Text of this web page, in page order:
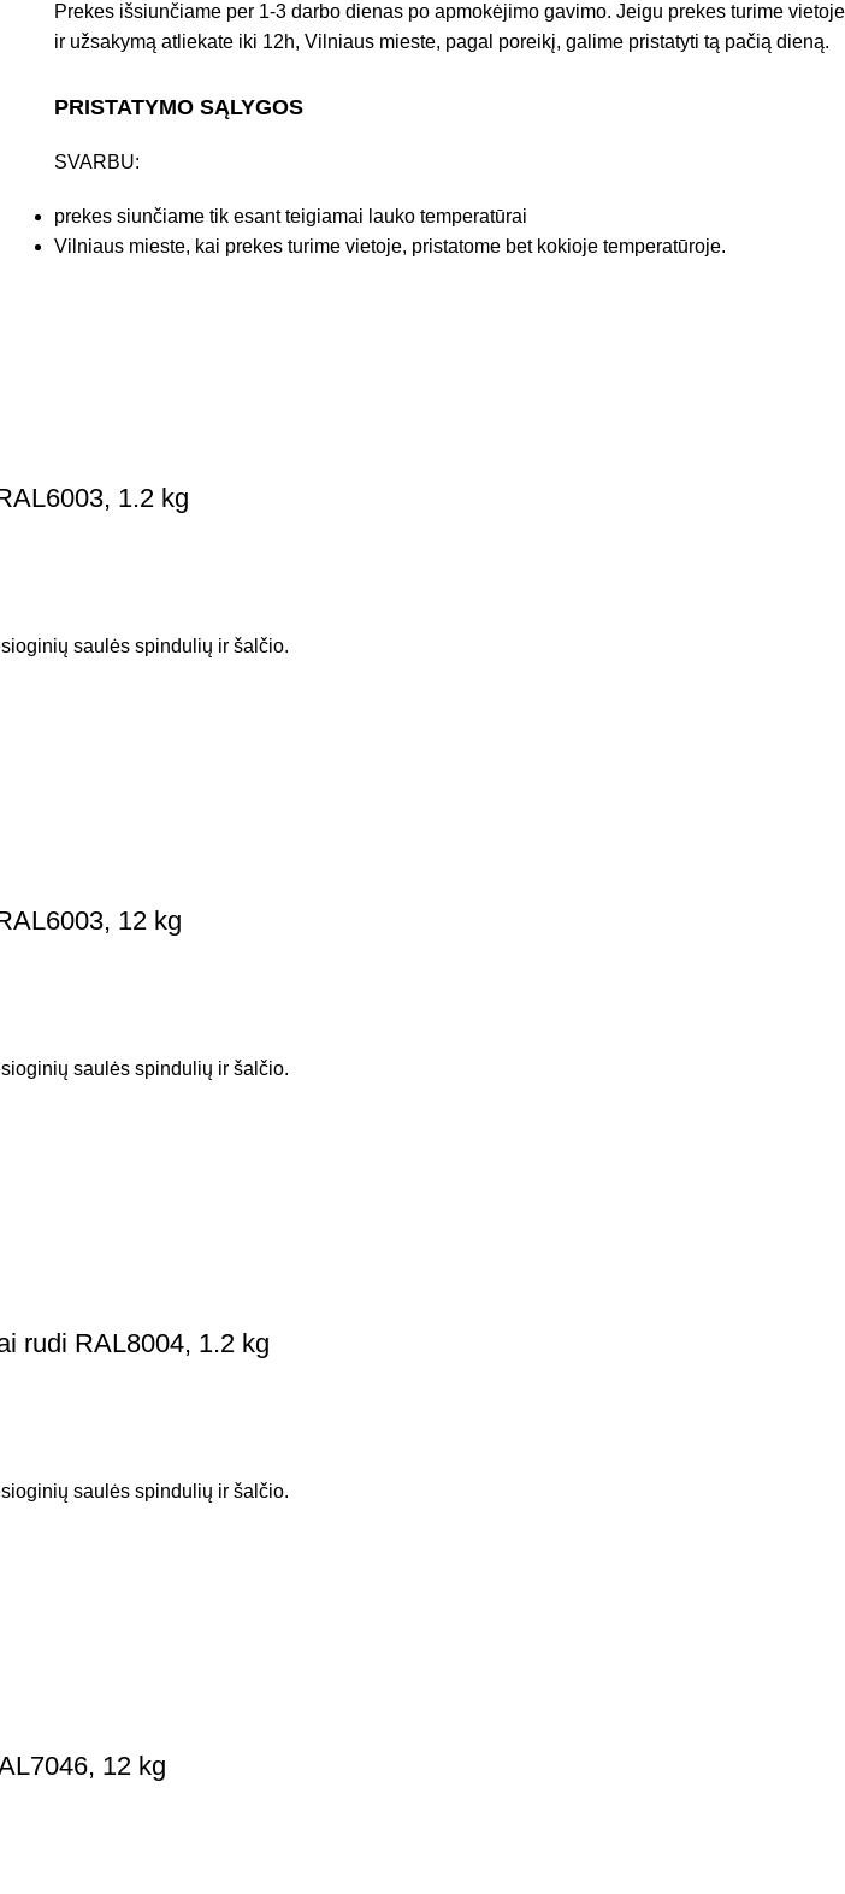
Prekes išsiunčiame per 1-3 darbo dienas po apmokėjimo gavimo. Jeigu prekes turime vietoje
ir užsakymą atliekate iki 12h, Vilniaus mieste, pagal poreikį, galime pristatyti tą pačią dieną.
PRISTATYMO SĄLYGOS
SVARBU:
prekes siunčiame tik esant teigiamai lauko temperatūrai
Vilniaus mieste, kai prekes turime vietoje, pristatome bet kokioje temperatūroje.
1.2 kg
saulės spindulių ir šalčio.
12 kg
saulės spindulių ir šalčio.
rudi RAL8004, 1.2 kg
saulės spindulių ir šalčio.
12 kg